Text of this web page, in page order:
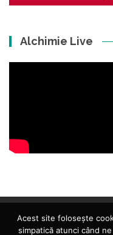
Alchimie Live
Acest site folosește
simpatică atunci când